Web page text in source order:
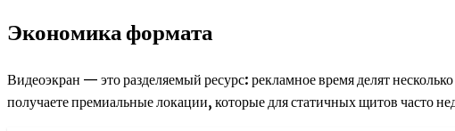
Экономика формата
Видеоэкран — это разделяемый ресурс: рекламное время делят
получаете премиальные локации, которые для статичных щитов часто